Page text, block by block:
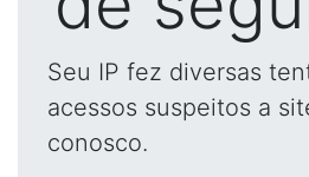
Seu IP fez diversas
acessos suspeitos a
conosco.